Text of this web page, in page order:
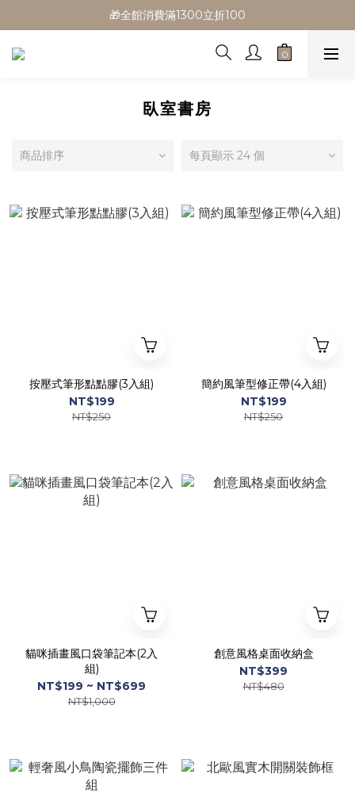
🎁全館消費滿1300立折100
🎁全館消費滿1300立折100
🎉新會員首購/超取免運
🎁全館消費滿1300立折100
臥室書房
商品排序 每頁顯示 24 個
按壓式筆形點點膠(3入組)
NT$199
NT$250
簡約風筆型修正帶(4入組)
NT$199
NT$250
貓咪插畫風口袋筆記本(2入
組)
NT$199 ~ NT$699
NT$1,000
創意風格桌面收納盒
NT$399
NT$480